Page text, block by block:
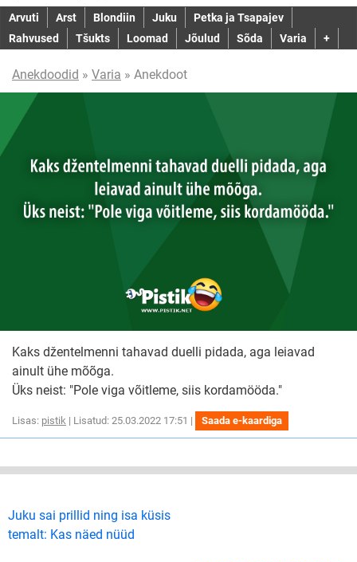
Arvuti Arst Blondiin Juku
Petka ja Tsapajev
Rahvused
Tšukts Loomad Jõulud Sõda Varia +
Anekdoodid » Varia » Anekdoot
Kaks džentelmenni tahavad duelli pidada, aga leiavad
ainult ühe mõõga.
Üks neist: "Pole viga võitleme, siis kordamööda."
Lisas: pistik | Lisatud: 25.03.2022 17:51 | Saada e-kaardiga
Juku sai prillid ning isa küsis
temalt: Kas näed nüüd